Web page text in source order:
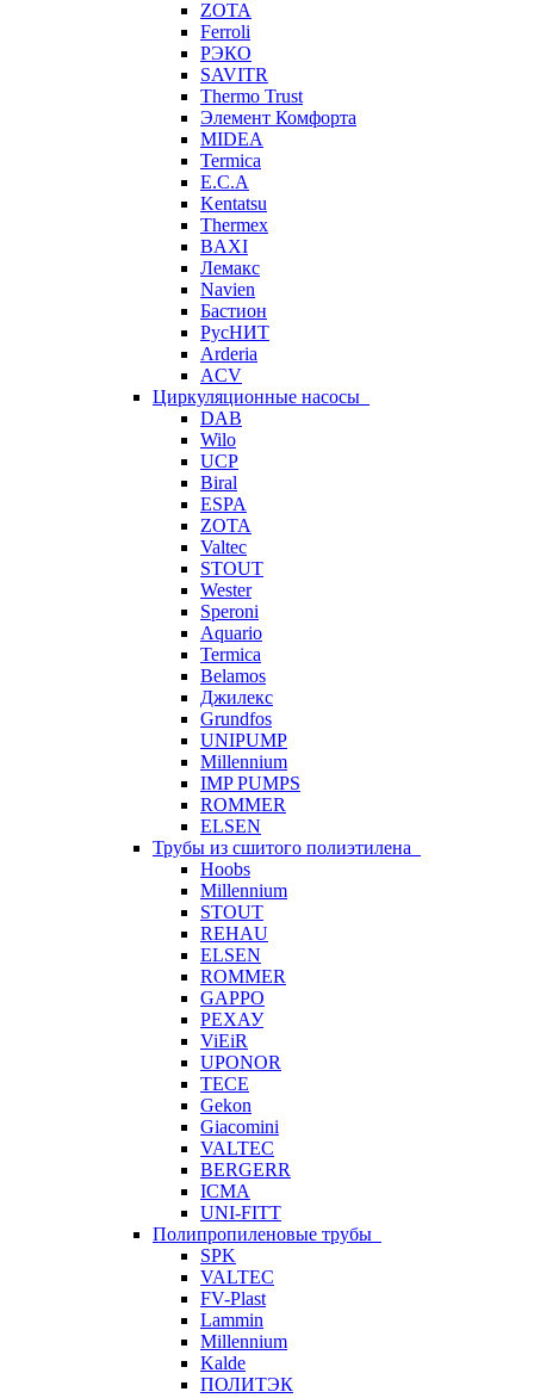
ZOTA
Ferroli
РЭКО
SAVITR
Thermo Trust
Элемент Комфорта
MIDEA
Termica
E.C.A
Kentatsu
Thermex
BAXI
Лемакс
Navien
Бастион
РусНИТ
Arderia
ACV
Циркуляционные насосы
DAB
Wilo
UCP
Biral
ESPA
ZOTA
Valtec
STOUT
Wester
Speroni
Aquario
Termica
Belamos
Джилекс
Grundfos
UNIPUMP
Millennium
IMP PUMPS
ROMMER
ELSEN
Трубы из сшитого полиэтилена
Hoobs
Millennium
STOUT
REHAU
ELSEN
ROMMER
GAPPO
РЕХАУ
ViEiR
UPONOR
TECE
Gekon
Giacomini
VALTEC
BERGERR
ICMA
UNI-FITT
Полипропиленовые трубы
SPK
VALTEC
FV-Plast
Lammin
Millennium
Kalde
ПОЛИТЭК